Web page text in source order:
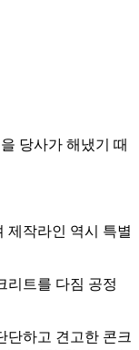
당사가 해냈기 때
제작라인 역시 특별
리트를 다짐 공정
단하고 견고한 콘크